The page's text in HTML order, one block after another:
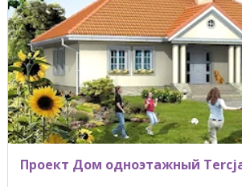
Проект Дом одноэтажный